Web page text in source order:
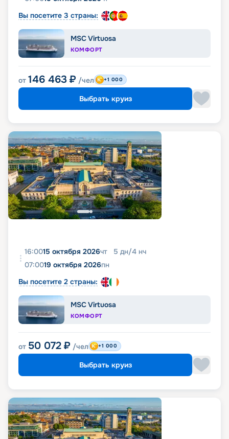
Вы посетите 3 страны:
MSC Virtuosa
КОМФОРТ
от 146 463 ₽ /чел +1 000
Выбрать круиз
16:0015 октября 2026чт 5 дн/4 нч
07:0019 октября 2026пн
Вы посетите 2 страны:
MSC Virtuosa
КОМФОРТ
от 50 072 ₽ /чел +1 000
Выбрать круиз